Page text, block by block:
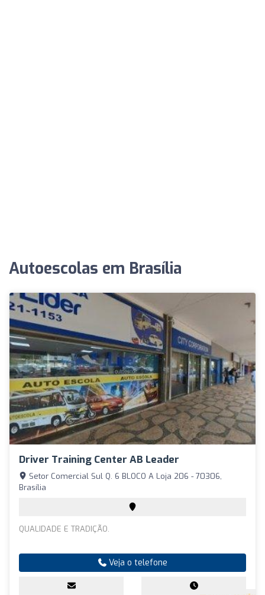
Autoescolas em Brasília
Driver Training Center AB Leader
Setor Comercial Sul Q. 6 BLOCO A Loja 206 - 70306,
Brasília
QUALIDADE E TRADIÇÃO.
Veja o telefone